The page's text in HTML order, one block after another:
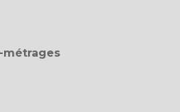
métrages